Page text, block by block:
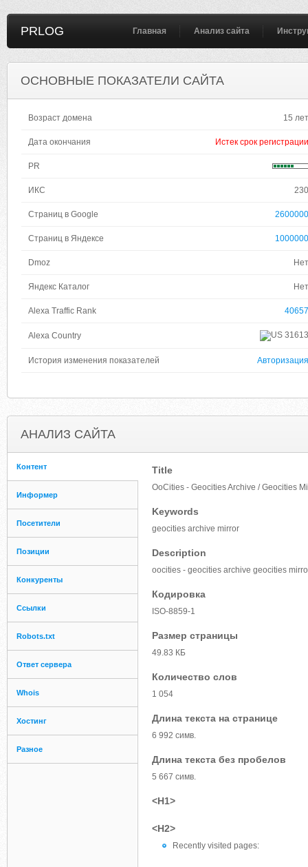
PRLOG Главная Анализ сайта
ОСНОВНЫЕ ПОКАЗАТЕЛИ САЙТА
Возраст домена 15 лет
Дата окончания Истек срок регистрации
PR
ИКС 230
Страниц в Google 2600000
Страниц в Яндексе 1000000
Dmoz Нет
Яндекс Каталог Нет
Alexa Traffic Rank 40657
Alexa Country 31613
История изменения показателей Авторизация
АНАЛИЗ САЙТА
Контент
Информер
Посетители
Позиции
Конкуренты
Ссылки
Robots.txt
Ответ сервера
Whois
Хостинг
Разное
Title
OoCities - Geocities Archive / Geocities
Keywords
geocities archive mirror
Description
oocities - geocities archive geocities
Кодировка
ISO-8859-1
Размер страницы
49.83 КБ
Количество слов
1 054
Длина текста на странице
6 992 симв.
Длина текста без пробелов
5 667 симв.
<H1>
<H2>
Recently visited pages: